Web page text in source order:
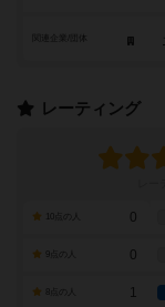
レーティング
0
0
1